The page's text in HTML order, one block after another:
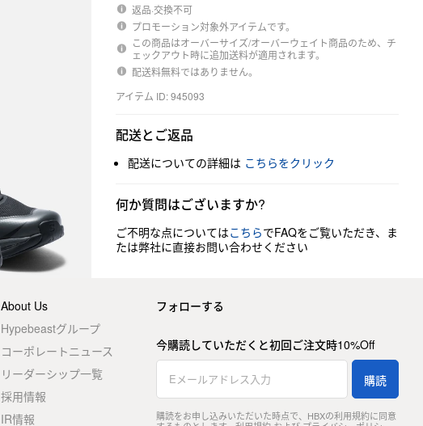
返品·交換不可
プロモーション対象外アイテムです。
この商品はオーバーサイズ/オーバーウェイト商品のため、チ
ェックアウト時に追加送料が適用されます。
配送料無料ではありません。
アイテム ID: 945093
配送とご返品
配送についての詳細は こちらをクリック
何か質問はございますか?
ご不明な点についてはこちらでFAQをご覧いただき、ま
たは弊社に直接お問い合わせください
About Us
Hypebeastグループ
コーポレートニュース
リーダーシップ一覧
採用情報
IR情報
フォローする
今購読していただくと初回ご注文時10%Off
購読
購読をお申し込みいただいた時点で、HBXの利用規約に同意